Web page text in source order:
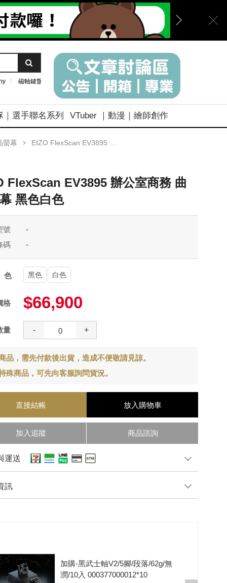
磁軸鍵盤
｜選手聯名系列 VTuber ｜動漫｜繪師創作
螢幕 EIZO FlexScan EV3895 辦公室商務 曲面螢幕 黑色白色
FlexScan EV3895 辦公室商務 曲
黑色白色
號
-
碼
-
色 黑色 白色
格 $66,900
量 - +
品，需先付款後出貨，造成不便敬請見諒。
殊商品，可先向客服詢問貨況。
直接結帳 放入購物車
加入追蹤 商品諮詢
運送
訊
加購-黑武士軸V2/5腳/段落/62g/無
潤/10入 000377000012*10